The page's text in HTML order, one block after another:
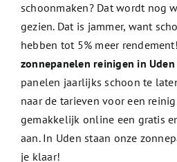
schoonmaken? Dat wordt nog
gezien. Dat is jammer, want
hebben tot 5% meer
zonnepanelen reinigen in Uden
panelen jaarlijks schoon te
naar de tarieven voor een
gemakkelijk online een gratis
aan. In Uden staan onze
je klaar!